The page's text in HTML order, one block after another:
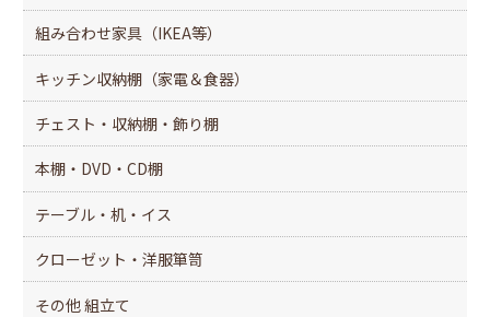
組み合わせ家具（IKEA等）
キッチン収納棚（家電＆食器）
チェスト・収納棚・飾り棚
本棚・DVD・CD棚
テーブル・机・イス
クローゼット・洋服箪笥
その他 組立て